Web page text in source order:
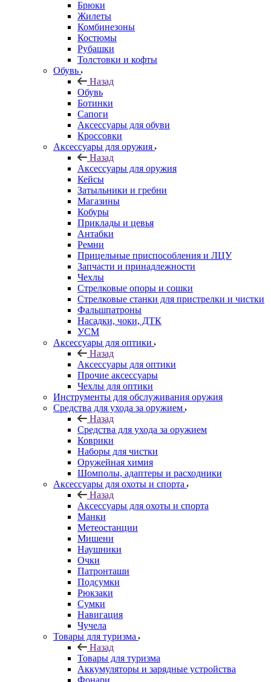
Брюки
Жилеты
Комбинезоны
Костюмы
Рубашки
Толстовки и кофты
Обувь
Назад
Обувь
Ботинки
Сапоги
Аксессуары для обуви
Кроссовки
Аксессуары для оружия
Назад
Аксессуары для оружия
Кейсы
Затыльники и гребни
Магазины
Кобуры
Приклады и цевья
Антабки
Ремни
Прицельные приспособления и ЛЦУ
Запчасти и принадлежности
Чехлы
Стрелковые опоры и сошки
Стрелковые станки для пристрелки и чистки
Фальшпатроны
Насадки, чоки, ДТК
УСМ
Аксессуары для оптики
Назад
Аксессуары для оптики
Прочие аксессуары
Чехлы для оптики
Инструменты для обслуживания оружия
Средства для ухода за оружием
Назад
Средства для ухода за оружием
Коврики
Наборы для чистки
Оружейная химия
Шомполы, адаптеры и расходники
Аксессуары для охоты и спорта
Назад
Аксессуары для охоты и спорта
Манки
Метеостанции
Мишени
Наушники
Очки
Патронташи
Подсумки
Рюкзаки
Сумки
Навигация
Чучела
Товары для туризма
Назад
Товары для туризма
Аккумуляторы и зарядные устройства
Фонари